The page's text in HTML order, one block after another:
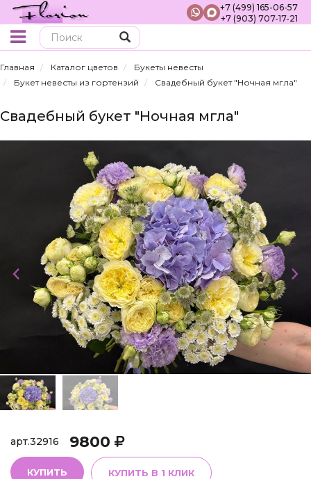
+7 (499) 165-06-57
+7 (903) 707-17-21
Главная Каталог цветов
Букеты невесты
Букет невесты из гортензий
Свадебный букет "Ночная мгла"
Свадебный букет "Ночная мгла"
арт.32916 9800
КУПИТЬ КУПИТЬ В 1 КЛИК